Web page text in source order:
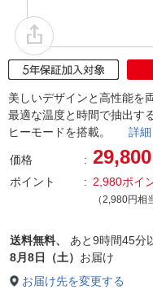
美しいデザインと高性能を
最適な温度と時間で抽出す
ヒーモードを搭載。 詳細
価格
ポイント 2,980ポイ
（2,980円相
送料無料、 あと9時間45分
8月8日（土） お届け
お届け先を変更する